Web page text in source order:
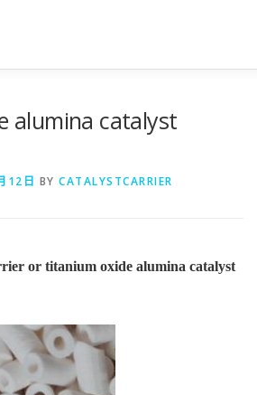
alumina catalyst
12日 BY CATALYSTCARRIER
or titanium oxide alumina catalyst